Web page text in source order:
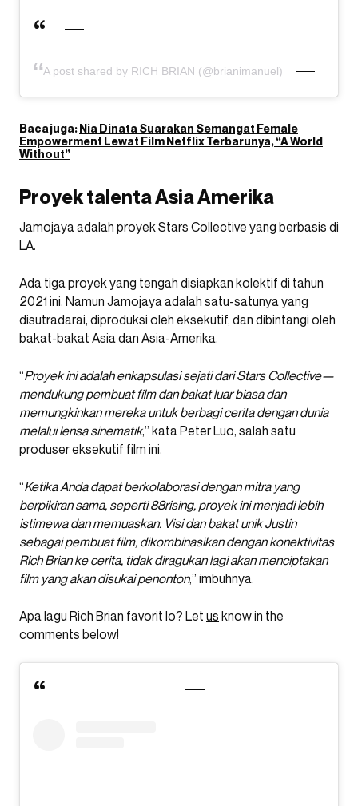
A post shared by RICH BRIAN (@brianimanuel)
Baca juga:Nia Dinata Suarakan Semangat Female
Empowerment Lewat Film Netflix Terbarunya, “A World
Without”
Proyek talenta Asia Amerika
Jamojaya adalah proyek Stars Collective yang berbasis di
LA.
Ada tiga proyek yang tengah disiapkan kolektif di tahun
2021 ini. Namun Jamojaya adalah satu-satunya yang
disutradarai, diproduksi oleh eksekutif, dan dibintangi oleh
bakat-bakat Asia dan Asia-Amerika.
“Proyek ini adalah enkapsulasi sejati dari Stars Collective—
mendukung pembuat film dan bakat luar biasa dan
memungkinkan mereka untuk berbagi cerita dengan dunia
melalui lensa sinematik,” kata Peter Luo, salah satu
produser eksekutif film ini.
“Ketika Anda dapat berkolaborasi dengan mitra yang
berpikiran sama, seperti 88rising, proyek ini menjadi lebih
istimewa dan memuaskan. Visi dan bakat unik Justin
sebagai pembuat film, dikombinasikan dengan konektivitas
Rich Brian ke cerita, tidak diragukan lagi akan menciptakan
film yang akan disukai penonton,” imbuhnya.
Apa lagu Rich Brian favorit lo? Let us know in the
comments below!